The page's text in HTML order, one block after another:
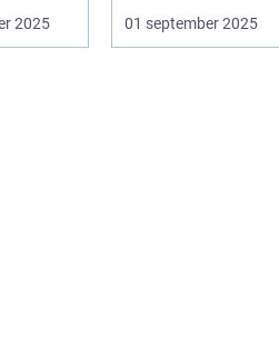
2025
hunds h...
01 september 2025